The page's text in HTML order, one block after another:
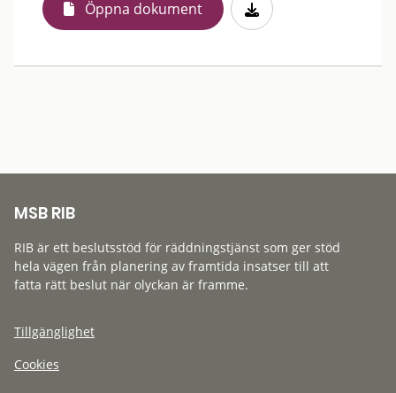
Öppna dokument
MSB RIB
RIB är ett beslutsstöd för räddningstjänst som ger stöd
hela vägen från planering av framtida insatser till att
fatta rätt beslut när olyckan är framme.
Tillgänglighet
Cookies